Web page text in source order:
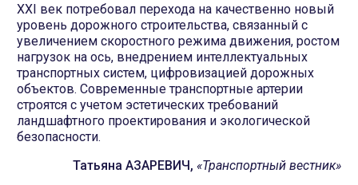
XXI век потребовал перехода на качественно новый
уровень дорожного строительства, связанный с
увеличением скоростного режима движения, ростом
нагрузок на ось, внедрением интеллектуальных
транспортных систем, цифровизацией дорожных
объектов. Современные транспортные артерии
строятся с учетом эстетических требований
ландшафтного проектирования и экологической
безопасности.
Татьяна АЗАРЕВИЧ, «Транспортный вестник»